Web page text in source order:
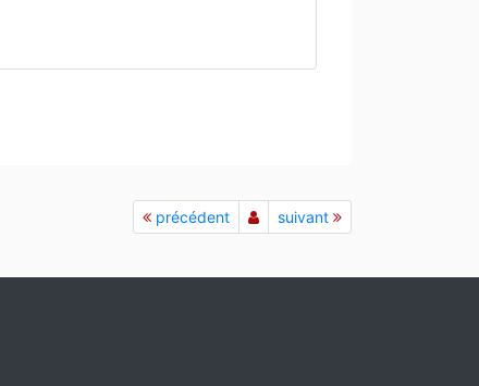
précédent suivant